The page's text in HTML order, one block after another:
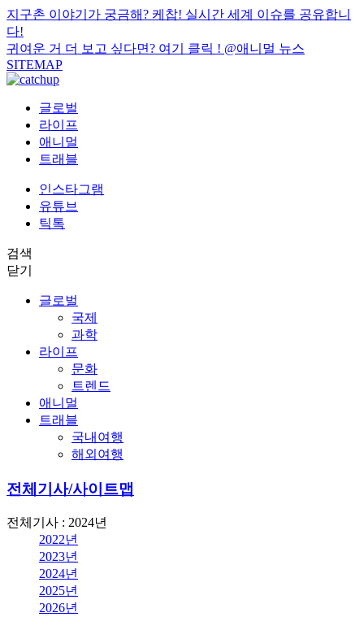
지구촌 이야기가 궁금해? 케찹! 실시간 세계 이슈를 공유합니
다!
귀여운 거 더 보고 싶다면? 여기 클릭 ! @애니멀 뉴스
SITEMAP
글로벌
라이프
애니멀
트래블
인스타그램
유튜브
틱톡
검색
닫기
글로벌
국제
과학
라이프
문화
트렌드
애니멀
트래블
국내여행
해외여행
전체기사/사이트맵
전체기사 : 2024년
2022년
2023년
2024년
2025년
2026년